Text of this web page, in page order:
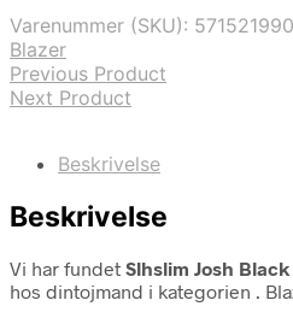
Varenummer (SKU):
Blazer
Previous Product
Next Product
Beskrivelse
Beskrivelse
Vi har fundet Slhslim Josh
hos dintojmand i kategorien .